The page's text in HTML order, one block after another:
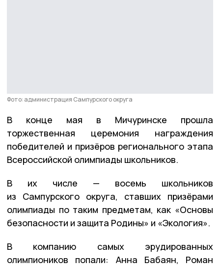
Фото: администрация Сампурского округа
В конце мая в Мичуринске прошла
торжественная церемония награждения
победителей и призёров регионального этапа
Всероссийской олимпиады школьников.
В их числе — восемь школьников
из Сампурского округа, ставших призёрами
олимпиады по таким предметам, как «Основы
безопасности и защита Родины» и «Экология».
В компанию самых эрудированных
олимпиоников попали: Анна Бабаян, Роман